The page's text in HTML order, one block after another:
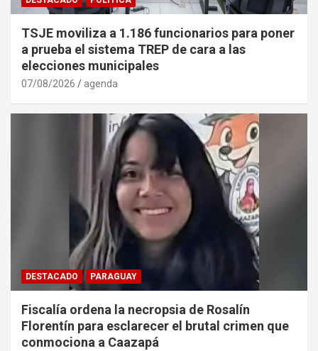
TSJE moviliza a 1.186 funcionarios para poner
a prueba el sistema TREP de cara a las
elecciones municipales
07/08/2026 agenda
DESTACADO PARAGUAY
Fiscalía ordena la necropsia de Rosalín
Florentín para esclarecer el brutal crimen que
conmociona a Caazapá